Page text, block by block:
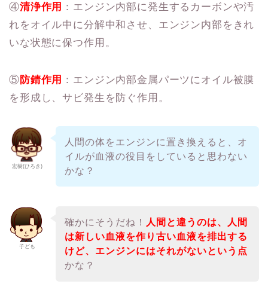
④清浄作用 ：エンジン内部に発生するカーボンや汚
れをオイル中に分解中和させ、エンジン内部をきれ
いな状態に保つ作用。
⑤ 防錆作用 ：エンジン内部金属パーツにオイル被膜
を形成し、サビ発生を防ぐ作用。
宏樹(ひろき)
人間の体をエンジンに置き換えると、オ
イルが血液の役目をしていると思わない
かな？
子ども
確かにそうだね！
人間と違うのは、人間
は新しい血液を作り古い血液を排出する
けど、エンジンにはそれがないという点
かな？